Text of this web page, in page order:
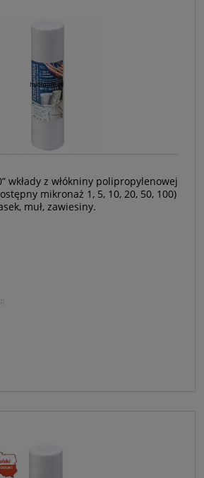
wkłady z włókniny polipropylenowej
mikronaż 1, 5, 10, 20, 50, 100)
muł, zawiesiny.